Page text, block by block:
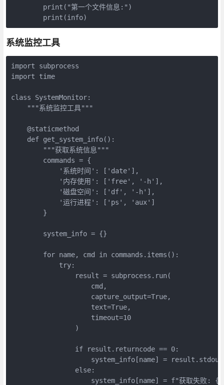
        print("第一个文件信息:")
        print(info)
系统监控工具
import subprocess
import time
class SystemMonitor:
    """系统监控工具"""
    @staticmethod
    def get_system_info():
        """获取系统信息"""
        commands = {
            '系统时间': ['date'],
            '内存使用': ['free', '-h'],
            '磁盘空间': ['df', '-h'],
            '运行进程': ['ps', 'aux']
        }
        system_info = {}
        for name, cmd in commands.items():
            try:
                result = subprocess.run(
                    cmd,
                    capture_output=True,
                    text=True,
                    timeout=10
                )
                if result.returncode == 0:
                    system_info[name] = result.stdout
                else:
system_info[name] = f"获取失败: